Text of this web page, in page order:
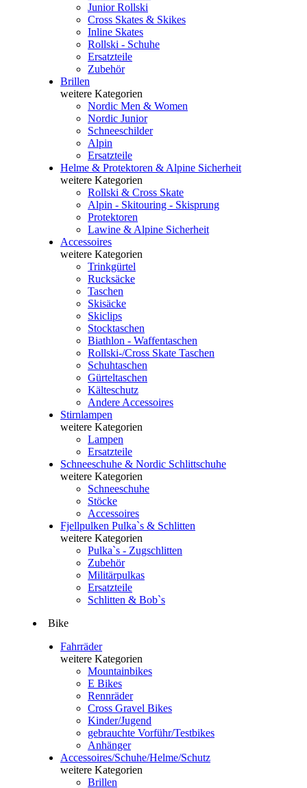
Junior Rollski
Cross Skates & Skikes
Inline Skates
Rollski - Schuhe
Ersatzteile
Zubehör
Brillen
weitere Kategorien
Nordic Men & Women
Nordic Junior
Schneeschilder
Alpin
Ersatzteile
Helme & Protektoren & Alpine Sicherheit
weitere Kategorien
Rollski & Cross Skate
Alpin - Skitouring - Skisprung
Protektoren
Lawine & Alpine Sicherheit
Accessoires
weitere Kategorien
Trinkgürtel
Rucksäcke
Taschen
Skisäcke
Skiclips
Stocktaschen
Biathlon - Waffentaschen
Rollski-/Cross Skate Taschen
Schuhtaschen
Gürteltaschen
Kälteschutz
Andere Accessoires
Stirnlampen
weitere Kategorien
Lampen
Ersatzteile
Schneeschuhe & Nordic Schlittschuhe
weitere Kategorien
Schneeschuhe
Stöcke
Accessoires
Fjellpulken Pulka`s & Schlitten
weitere Kategorien
Pulka`s - Zugschlitten
Zubehör
Militärpulkas
Ersatzteile
Schlitten & Bob`s
Bike
Fahrräder
weitere Kategorien
Mountainbikes
E Bikes
Rennräder
Cross Gravel Bikes
Kinder/Jugend
gebrauchte Vorführ/Testbikes
Anhänger
Accessoires/Schuhe/Helme/Schutz
weitere Kategorien
Brillen